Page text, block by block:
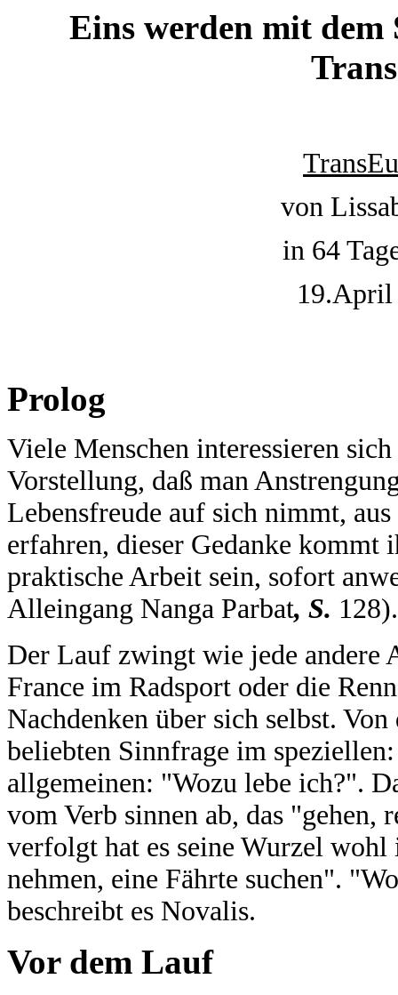
Eins werden mit
von
in 64
19.April
Prolog
Viele Menschen interessieren
Vorstellung, daß man
Lebensfreude auf sich nimmt,
erfahren, dieser Gedanke
praktische Arbeit sein, sofort
Alleingang Nanga Parbat, S. 128).
Der Lauf zwingt wie jede andere
France im Radsport oder die
Nachdenken über sich selbst.
beliebten Sinnfrage im
allgemeinen: "Wozu lebe ich?".
vom Verb sinnen ab, das "gehen,
verfolgt hat es seine Wurzel
nehmen, eine Fährte suchen".
beschreibt es Novalis.
Vor dem Lauf